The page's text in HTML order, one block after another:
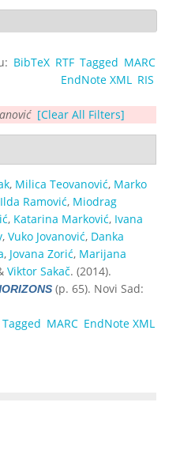
BibTeX RTF Tagged MARC
EndNote XML
RIS
[Clear All Filters]
, Milica Teovanović, Marko
Ilda Ramović, Miodrag
, Katarina Marković, Ivana
, Vuko Jovanović, Danka
, Jovana Zorić, Marijana
Viktor Sakač. (2014).
(p. 65). Novi Sad:
Tagged MARC EndNote XML